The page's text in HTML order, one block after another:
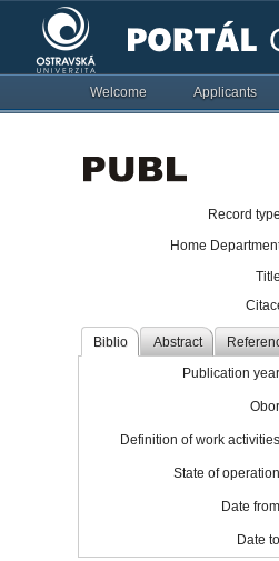
Welcome Applicants
Record
Home
Biblio Abstract
Publication
Definition of work
State of
Date
Date